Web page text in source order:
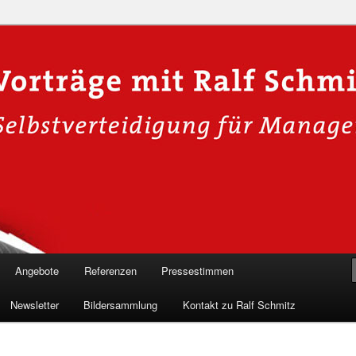
für Hackervorträge &
🛡️
in die Welt der Cybersicherheit mit Ralf Schmitz. Erleben Sie Live-
& schützen Sie sich effektiv.
Angebote Referenzen Pressestimmen
Newsletter Bildersammlung Kontakt zu Ralf Schmitz